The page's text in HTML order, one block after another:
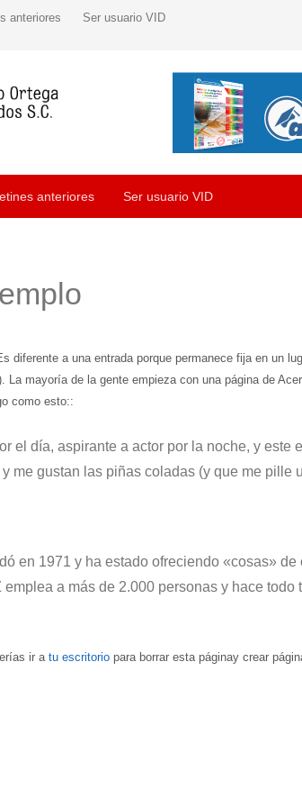
anteriores Ser usuario VID
anteriores Ser usuario VID
diferente a una entrada porque permanece fija en un
La mayoría de la gente empieza con una página de
como esto::
el día, aspirante a actor por la noche, y este
me gustan las piñas coladas (y que me pille
en 1971 y ha estado ofreciendo «cosas»
a más de 2.000 personas y hace
ir a tu escritorio para borrar esta páginay crear